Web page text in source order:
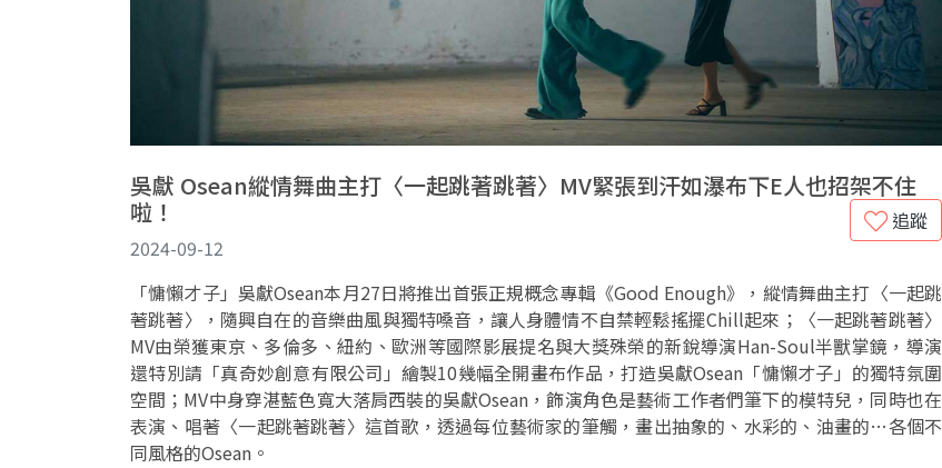
吳獻 Osean縱情舞曲主打〈一起跳著跳著〉MV緊張到汗如瀑布下E人也招架不住
啦！
追蹤
2024-09-12
「慵懶才子」吳獻Osean本月27日將推出首張正規概念專輯《Good Enough》，縱情舞曲主打〈一起跳
著跳著〉，隨興自在的音樂曲風與獨特嗓音，讓人身體情不自禁輕鬆搖擺Chill起來；〈一起跳著跳著〉
MV由榮獲東京、多倫多、紐約、歐洲等國際影展提名與大獎殊榮的新銳導演Han-Soul半獸掌鏡，導演
還特別請「真奇妙創意有限公司」繪製10幾幅全開畫布作品，打造吳獻Osean「慵懶才子」的獨特氛圍
空間；MV中身穿湛藍色寬大落肩西裝的吳獻Osean，飾演角色是藝術工作者們筆下的模特兒，同時也在
表演、唱著〈一起跳著跳著〉這首歌，透過每位藝術家的筆觸，畫出抽象的、水彩的、油畫的…各個不
同風格的Osean。